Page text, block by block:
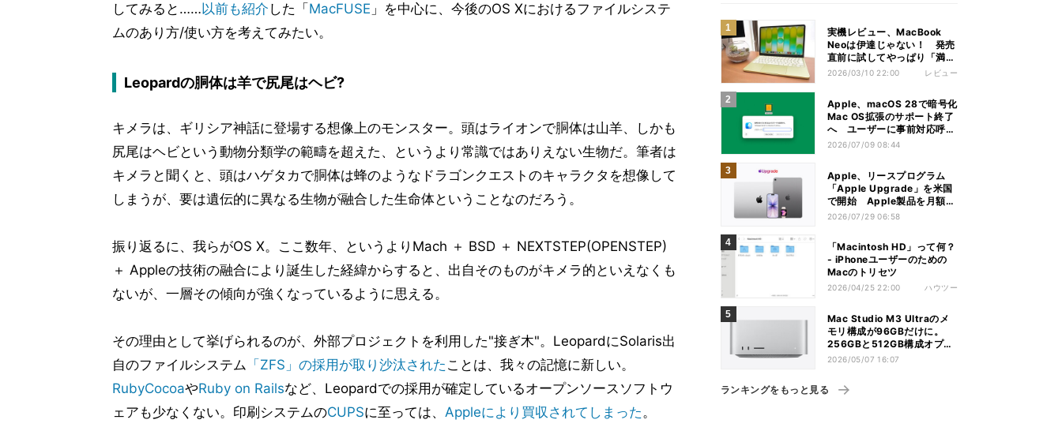
してみると……以前も紹介 した「 MacFUSE 」を中心に、今後のOS Xにおけるファイルシステ
ムのあり方/使い方を考えてみたい。
Leopardの胴体は羊で尻尾はヘビ?
キメラは、ギリシア神話に登場する想像上のモンスター。頭はライオンで胴体は山羊、しかも
尻尾はヘビという動物分類学の範疇を超えた、というより常識ではありえない生物だ。筆者は
キメラと聞くと、頭はハゲタカで胴体は蜂のようなドラゴンクエストのキャラクタを想像して
しまうが、要は遺伝的に異なる生物が融合した生命体ということなのだろう。
振り返るに、我らがOS X。ここ数年、というよりMach ＋ BSD ＋ NEXTSTEP(OPENSTEP)
＋ Appleの技術の融合により誕生した経緯からすると、出自そのものがキメラ的といえなくも
ないが、一層その傾向が強くなっているように思える。
その理由として挙げられるのが、外部プロジェクトを利用した"接ぎ木"。LeopardにSolaris出
自のファイルシステム 「ZFS」の採用が取り沙汰された ことは、我々の記憶に新しい。
RubyCocoaやRuby on Railsなど、Leopardでの採用が確定しているオープンソースソフトウ
ェアも少なくない。印刷システムのCUPSに至っては、 Appleにより買収されてしまった。
実機レビュー、MacBook
Neoは伊達じゃない！ 発売
直前に試してやっぱり「満
足」
2026/03/10 22:00 レビュー
Apple、macOS 28で暗号化
Mac OS拡張のサポート終了
へ ユーザーに事前対応呼び
かけ
2026/07/09 08:44
Apple、リースプログラム
「Apple Upgrade」を米国
で開始 Apple製品を月額で
利用
2026/07/29 06:58
「Macintosh HD」って何？
- iPhoneユーザーのための
Macのトリセツ
2026/04/25 22:00 ハウツー
Mac Studio M3 Ultraのメ
モリ構成が96GBだけに。
256GBと512GB構成オプシ
ョンが消失
2026/05/07 16:07
ランキングをもっと見る